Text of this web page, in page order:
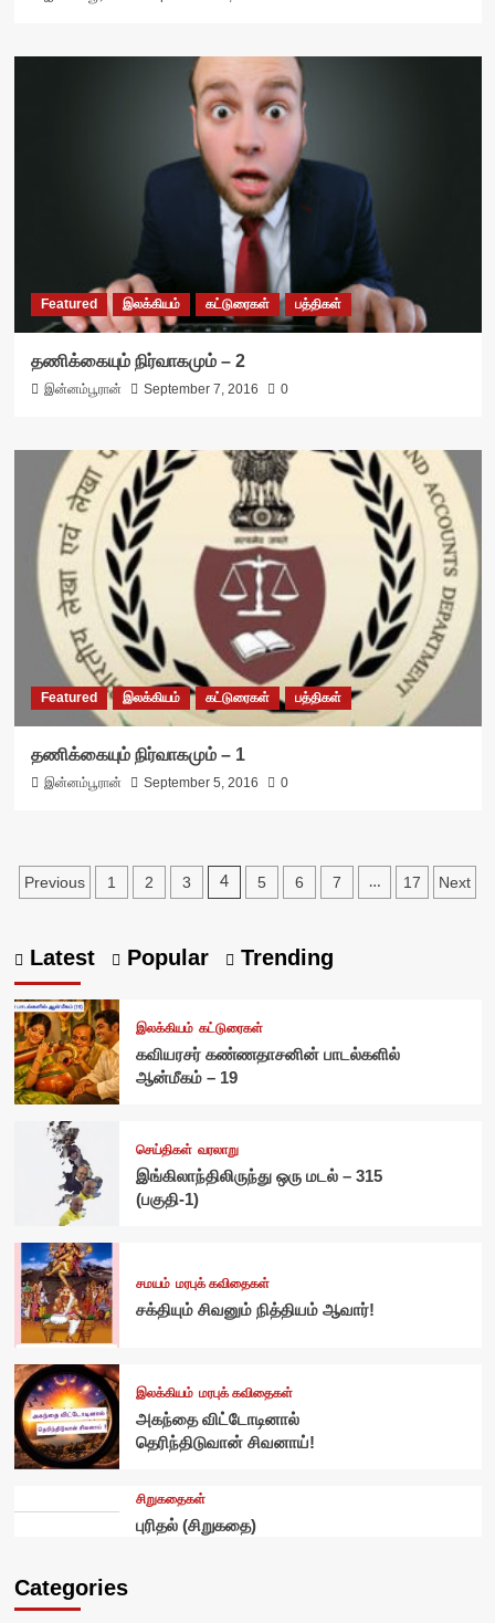
Featured இலக்கியம் கட்டுரைகள் பத்திகள்
தணிக்கையும் நிர்வாகமும் – 2
இன்னம்பூரான் September 7, 2016 0
Featured இலக்கியம் கட்டுரைகள் பத்திகள்
தணிக்கையும் நிர்வாகமும் – 1
இன்னம்பூரான் September 5, 2016 0
Posts
Previous 1 2 3 4 5 6 7 … 17 Next
Latest Popular Trending
இலக்கியம் கட்டுரைகள்
கவியரசர் கண்ணதாசனின் பாடல்களில்
ஆன்மீகம் – 19
செய்திகள் வரலாறு
இங்கிலாந்திலிருந்து ஒரு மடல் – 315
(பகுதி-1)
சமயம் மரபுக் கவிதைகள்
சக்தியும் சிவனும் நித்தியம் ஆவார்!
இலக்கியம் மரபுக் கவிதைகள்
அகந்தை விட்டோடினால்
தெரிந்திடுவான் சிவனாய்!
சிறுகதைகள்
புரிதல் (சிறுகதை)
Categories